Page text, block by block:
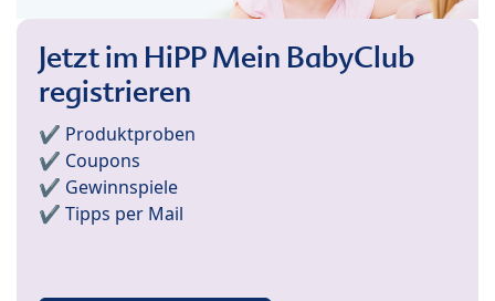
Jetzt im HiPP Mein BabyClub
registrieren
✔️ Produktproben
✔️ Coupons
✔️ Gewinnspiele
✔️ Tipps per Mail